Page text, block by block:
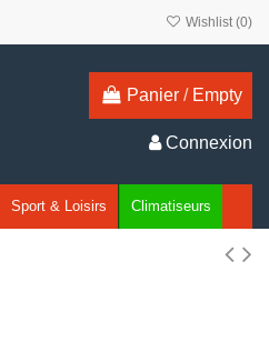
Wishlist (0)
Panier / Empty
Connexion
Sport & Loisirs Climatiseurs